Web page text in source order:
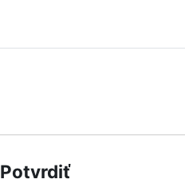
Potvrdiť